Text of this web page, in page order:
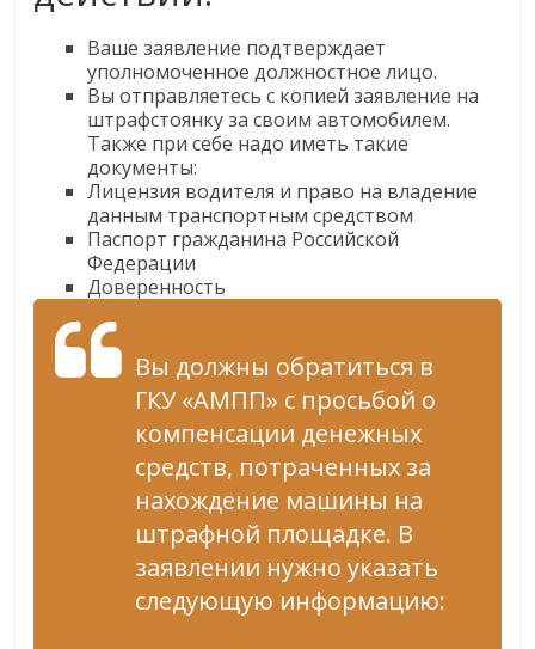
Ваше заявление подтверждает
уполномоченное должностное лицо.
Вы отправляетесь с копией заявление на
штрафстоянку за своим автомобилем.
Также при себе надо иметь такие
документы:
Лицензия водителя и право на владение
данным транспортным средством
Паспорт гражданина Российской
Федерации
Доверенность
Вы должны обратиться в
ГКУ «АМПП» с просьбой о
компенсации денежных
средств, потраченных за
нахождение машины на
штрафной площадке. В
заявлении нужно указать
следующую информацию: